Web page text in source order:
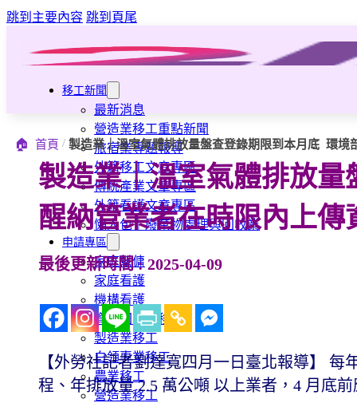
跳到主要內容 跳到頁尾
移工新聞
最新消息
營造業移工重點新聞
旅宿業專題報導
外籍移工文章專區
傳統產業文章專區
外籍看護文章專區
懶人包｜廢棄物處理與回收業
申請專區
家庭幫傭
家庭看護
機構看護
資源回收業移工
製造業移工
白領專業移工
農業移工
營造業移工
🏠 首頁 / 製造業｜溫室氣體排放量盤查登錄期限到本月底 環境
製造業｜溫室氣體排放
醒納管業者在時限內上傳
最後更新時間 : 2025-04-09
【外勞社記者劉達寬四月一日臺北報導】
程、年排放量 2.5 萬公噸 以上業者，4 月底